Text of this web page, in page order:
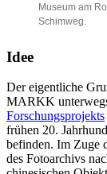
Museum am
Schimweg.
Idee
Der eigentliche
MARKK
Forschungsprojekts
frühen 20.
befinden. Im Zuge
des Fotoarchivs
c
e
H
b
r
i
d
e
0
3
.
n
v
.
N
rM
i
e
-
E
i
n
g
a